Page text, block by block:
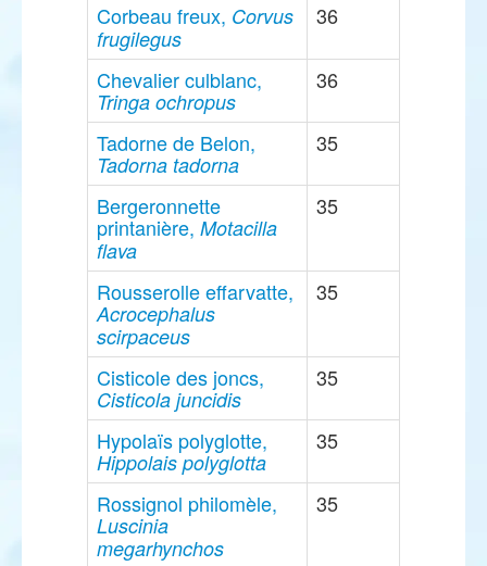
Corbeau freux, Corvus
frugilegus
36
Chevalier culblanc,
Tringa ochropus
36
Tadorne de Belon,
Tadorna tadorna
35
Bergeronnette
printanière, Motacilla
flava
35
Rousserolle effarvatte,
Acrocephalus
scirpaceus
35
Cisticole des joncs,
Cisticola juncidis
35
Hypolaïs polyglotte,
Hippolais polyglotta
35
Rossignol philomèle,
Luscinia
megarhynchos
35